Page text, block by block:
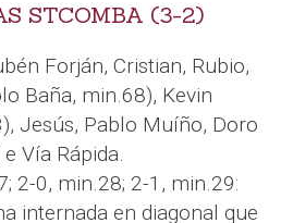
STCOMBA (3-2)
Forján, Cristian, Rubio,
Baña, min.68), Kevin
Jesús, Pablo Muíño, Doro
Vía Rápida.
2-0, min.28; 2-1, min.29:
internada en diagonal que